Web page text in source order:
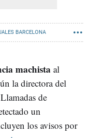
BARCELONA
machista al
la directora del
de
un
los avisos por